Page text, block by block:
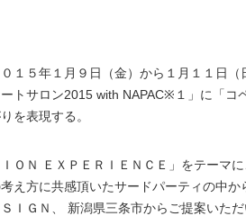
１５年１月９日（金）から１月１１日（
トサロン2015 with NAPAC※１」に「コ
を表現する。
ＯＮ ＥＸＰＥＲＩＥＮＣＥ」をテーマ
え方に共感頂いたサードパーティの中か
ＩＧＮ、 新潟県三条市からご提案いた